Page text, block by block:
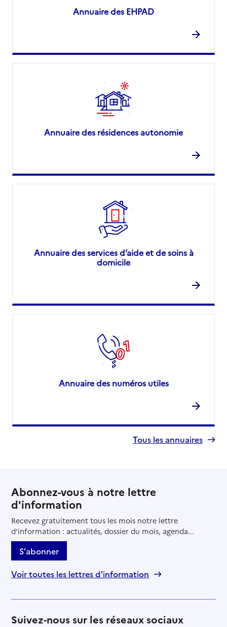
Annuaire des EHPAD
Annuaire des résidences autonomie
Annuaire des services d’aide et de soins à
domicile
Annuaire des numéros utiles
Tous les annuaires
Abonnez-vous à notre lettre
d'information
Recevez gratuitement tous les mois notre lettre
d'information : actualités, dossier du mois, agenda...
S'abonner
Voir toutes les lettres d'information
Suivez-nous sur les réseaux sociaux